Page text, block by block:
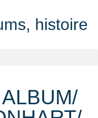
histoire